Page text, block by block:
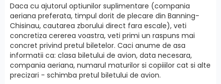
Daca cu ajutorul optiunilor suplimentare (compania
aeriana preferata, timpul dorit de plecare din Banning-
Chisinau, cautarea zborului direct fara escale), veti
concretiza cererea voastra, veti primi un raspuns mai
concret privind pretul biletelor. Caci anume de asa
informatii ca: clasa biletului de avion, data necesara,
compania aeriana, numarul maturilor si copiiilor cat si alte
precizari - schimba pretul biletului de avion.